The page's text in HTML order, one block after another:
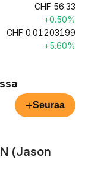
CHF 56.33
+0.50%
CHF 0.01203199
+5.60%
+Seuraa
(Jason